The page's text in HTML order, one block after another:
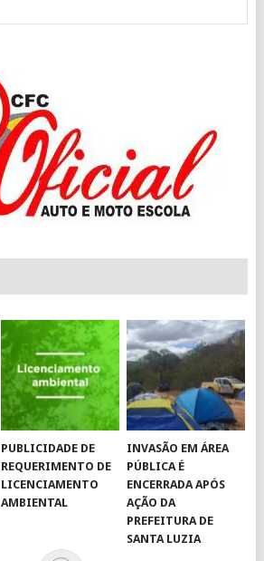
PUBLICIDADE DE
REQUERIMENTO DE
LICENCIAMENTO
AMBIENTAL
INVASÃO EM ÁREA
PÚBLICA É
ENCERRADA APÓS
AÇÃO DA
PREFEITURA DE
SANTA LUZIA